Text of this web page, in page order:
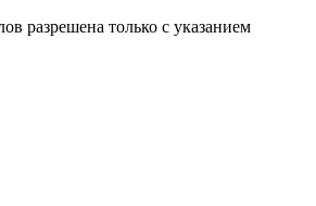
разрешена только с указанием